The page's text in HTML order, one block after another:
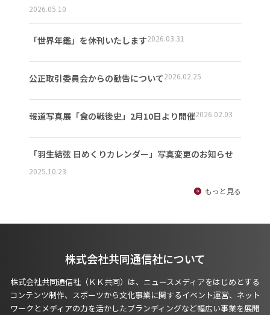
2026.05.10
「世界年鑑」を休刊いたします2026.03.31
公正取引委員会からの勧告について2026.02.25
報道写真展「食の戦後史」2月10日より開催2026.02.03
「羽生結弦 日めくりカレンダー」写真変更のお知らせ
2025.10.23
もっと見る
株式会社共同通信社について
株式会社共同通信社（ＫＫ共同）は、ニュースメディアをはじめとする
コンテンツ制作、スポーツから文化事業に関するイベント運営、ネット
ワークとメディアの力を活かしたブランディングなど幅広い事業を展開